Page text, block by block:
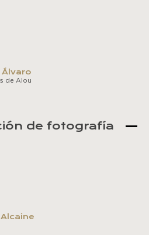
de Alou
de fotografía